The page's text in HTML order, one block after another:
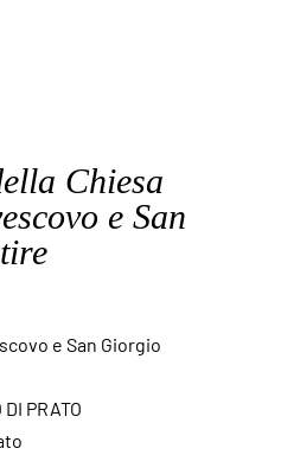
Chiesa
e San
e San Giorgio
PRATO